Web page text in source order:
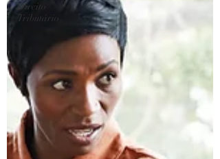
Direito
Tributário